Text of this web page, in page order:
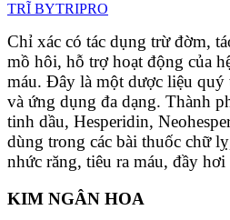
Chỉ xác có tác dụng trừ đờm,
mồ hôi, hỗ trợ hoạt động của
máu. Đây là một dược liệu
và ứng dụng đa dạng. Thành
tinh dầu, Hesperidin,
dùng trong các bài thuốc chữ
nhức răng, tiêu ra máu, đầy
KIM NGÂN HOA